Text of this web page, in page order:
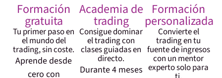
Formación
gratuita
Tu primer paso en
el mundo del
trading, sin coste.
Aprende desde
cero con
Academia de
trading
Consigue dominar
el trading con
clases guiadas en
directo.
Durante 4 meses
Formación
personalizada
Convierte el
trading en tu
fuente de ingresos
con un mentor
experto solo para